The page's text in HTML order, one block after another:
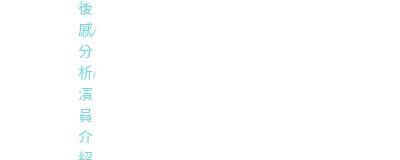
後
感/
分
析/
演
員
介